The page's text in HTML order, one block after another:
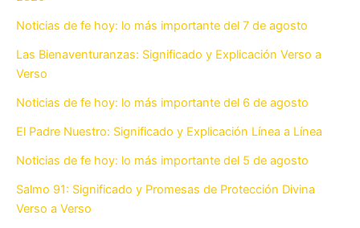
Noticias de fe hoy: lo más importante del 7 de agosto
Las Bienaventuranzas: Significado y Explicación Verso a
Verso
Noticias de fe hoy: lo más importante del 6 de agosto
El Padre Nuestro: Significado y Explicación Línea a Línea
Noticias de fe hoy: lo más importante del 5 de agosto
Salmo 91: Significado y Promesas de Protección Divina
Verso a Verso